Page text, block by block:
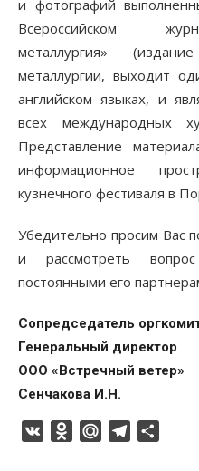
и фотографий
Всероссийском
металлургия»
металлургии, выходит
английском языках, и
всех международных
Представление
информационное
кузнечного фестиваля в
Убедительно просим Вас
и рассмотреть
постоянными его
Сопредседатель
Генеральный директор
ООО «Встречный ветер»
Сенчакова И.Н.
VK Odnoklassniki
Mail.RuTelegram